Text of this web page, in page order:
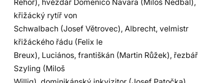
Řehoř), hvězdář Domenico Navara (Miloš Nedbal),
křižácký rytíř von
Schwalbach (Josef Větrovec), Albrecht, velmistr
křižáckého řádu (Felix le
Breux), Luciános, františkán (Martin Růžek), řezbář
Szyling (Miloš